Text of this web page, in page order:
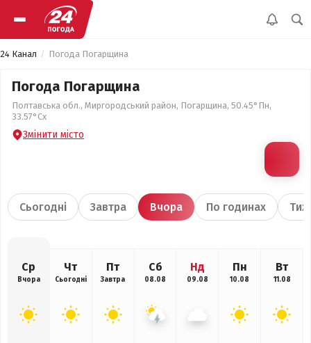
24 Канал Погода Погарщина
Погода Погарщина
Полтавська обл., Миргородський район, Погарщина, 50.45°Пн,
33.57°Сх
Змінити місто
Сьогодні Завтра Вчора По годинах
Ср
Вчора
Чт
Сьогодні
Пт
Завтра
Сб
08.08
Нд
09.08
Пн
10.08
Вт
11.08